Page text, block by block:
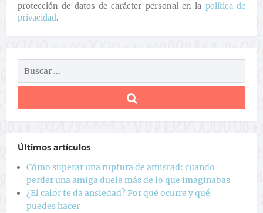
protección de datos de carácter personal en la política de
privacidad.
Últimos artículos
Cómo superar una ruptura de amistad: cuando
perder una amiga duele más de lo que imaginabas
¿El calor te da ansiedad? Por qué ocurre y qué
puedes hacer